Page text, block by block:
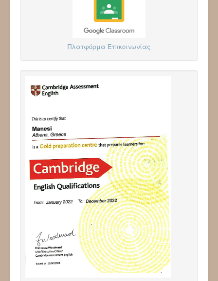
Πλατφόρμα Επικοινωνίας